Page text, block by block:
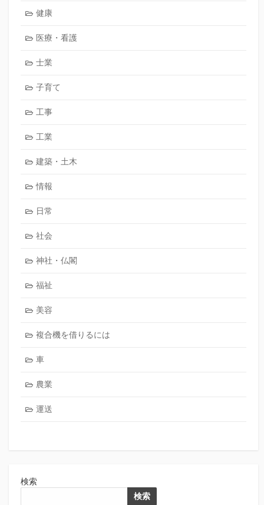
健康
医療・看護
士業
子育て
工事
工業
建築・土木
情報
日常
社会
神社・仏閣
福祉
美容
複合機を借りるには
車
農業
運送
検索
検索